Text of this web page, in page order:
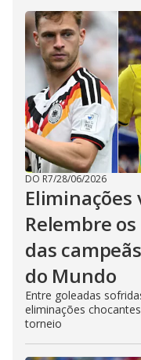
DO R7/28/06/2026
Eliminações
Relembre
das
do Mundo
Entre goleadas
eliminações
torneio